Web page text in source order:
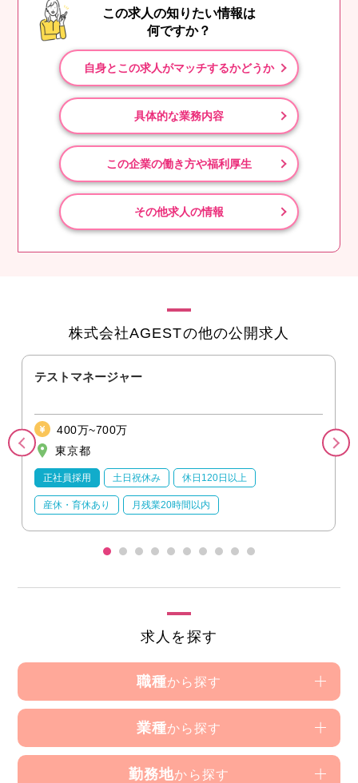
この求人の知りたい情報は
何ですか？
自身とこの求人がマッチするかどうか
具体的な業務内容
この企業の働き方や福利厚生
その他求人の情報
株式会社AGESTの他の公開求人
テストマネージャー
400万~700万
東京都
正社員採用 土日祝休み 休日120日以上
産休・育休あり 月残業20時間以内
求人を探す
職種から探す
業種から探す
勤務地から探す